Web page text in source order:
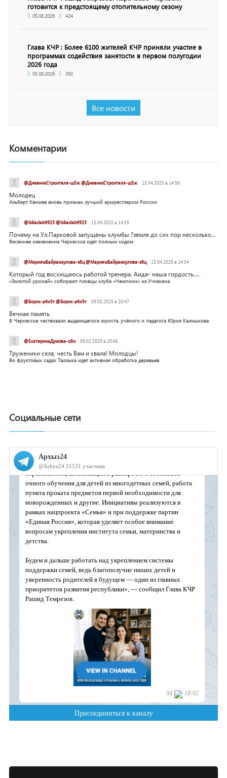
готовится к предстоящему отопительному сезону
05.08.2026 424
Глава КЧР : Более 6100 жителей КЧР приняли участие в
программах содействия занятости в первом полугодии
2026 года
05.08.2026 392
Все новости
Комментарии
@ДневникСтроителя-ш5ж @ДневникСтроителя-ш5ж 15.04.2025 в 14:56
Молодец
Альберт Кенжев вновь признан лучший армрестлером России
@lidiavlab4923 @lidiavlab4923 15.04.2025 в 14:55
Почему на Ул.Парковой запущены клумбы ?земля до сих пор несколько...
Весеннее озеленение Черкесска идет полным ходом
@МариямБайрамкулова-э8ц @МариямБайрамкулова-э8ц 15.04.2025 в 14:54
Который год восхищаюсь работой тренера. Аида- наша гордость....
«Золотой урожай» собирают пловцы клуба «Чемпион» из Учкекена
@Борис-р4л5т @Борис-р4л5т 09.02.2025 в 20:47
Вечная память
В Черкесске чествовали выдающегося юриста, учёного и педагога Юрия Калмыкова
@ЕкатеринаДумова-о8и 09.02.2025 в 20:45
Труженики села, честь Вам и хвала! Молодцы!
Во фруктовых садах Таллыка идет активная обработка деревьев
Социальные сети